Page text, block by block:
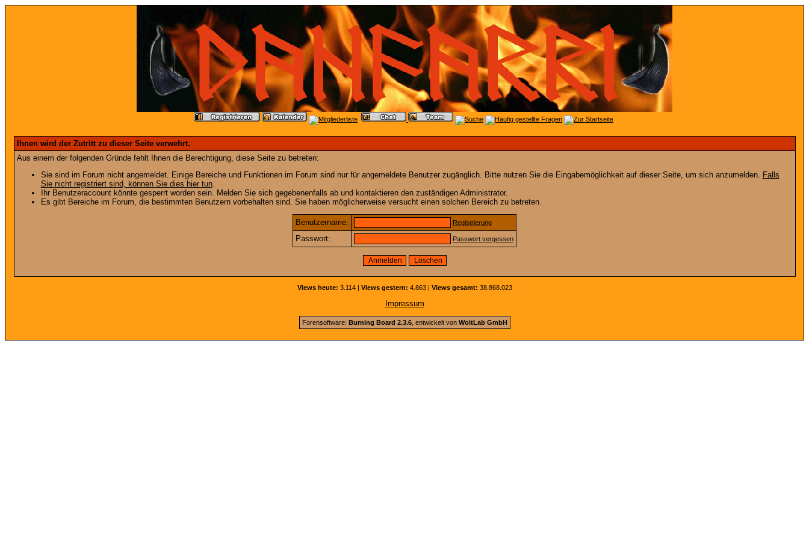
Ihnen wird der Zutritt zu dieser Seite verwehrt.
Aus einem der folgenden Gründe fehlt Ihnen die Berechtigung, diese Seite zu betreten:
Sie sind im Forum nicht angemeldet. Einige Bereiche und Funktionen im Forum sind nur für angemeldete Benutzer zugänglich. Bitte nutzen Sie die Eingabemöglichkeit auf dieser Seite, um sich anzumelden. Falls
Sie nicht registriert sind, können Sie dies hier tun.
Ihr Benutzeraccount könnte gesperrt worden sein. Melden Sie sich gegebenenfalls ab und kontaktieren den zuständigen Administrator.
Es gibt Bereiche im Forum, die bestimmten Benutzern vorbehalten sind. Sie haben möglicherweise versucht einen solchen Bereich zu betreten.
Benutzername: Registrierung
Passwort: Passwort vergessen
Views heute: 3.114 | Views gestern: 4.863 | Views gesamt: 38.868.023
Impressum
Forensoftware: Burning Board 2.3.6, entwickelt von WoltLab GmbH